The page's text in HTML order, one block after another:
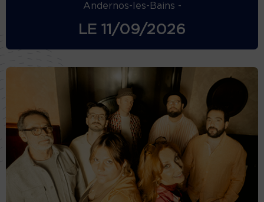
Andernos-les-Bains -
LE 11/09/2026